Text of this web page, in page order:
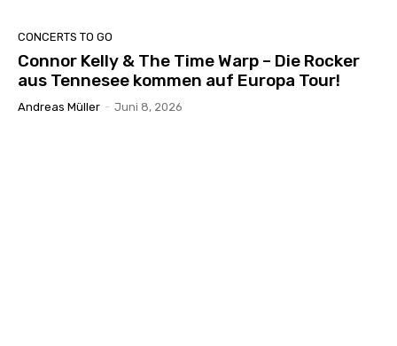
CONCERTS TO GO
Connor Kelly & The Time Warp – Die Rocker
aus Tennesee kommen auf Europa Tour!
Andreas Müller - Juni 8, 2026